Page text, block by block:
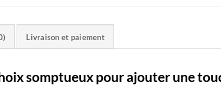
Livraison et paiement
somptueux pour ajouter une